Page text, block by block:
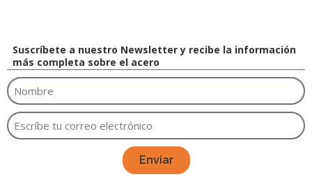
Suscríbete a nuestro Newsletter y recibe la información
más completa sobre el acero
Enviar